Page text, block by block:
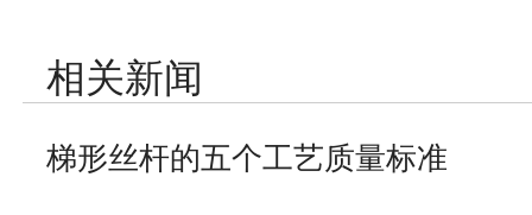
相关新闻
梯形丝杆的五个工艺质量标准